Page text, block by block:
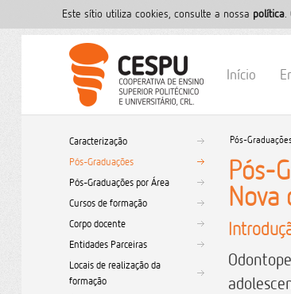
Este sítio utiliza cookies, consulte a nossa polí­tica
Início
Caracterização
Pós-Graduações
Pós-Graduações por Área
Cursos de formação
Corpo docente
Entidades Parceiras
Locais de realização da
formação
Pós-
Pós-
Nova